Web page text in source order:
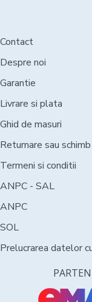
Contact
Despre noi
Garantie
Livrare si plata
Ghid de masuri
Returnare sau schimb
Termeni si conditii
ANPC - SAL
ANPC
SOL
Prelucrarea datelor